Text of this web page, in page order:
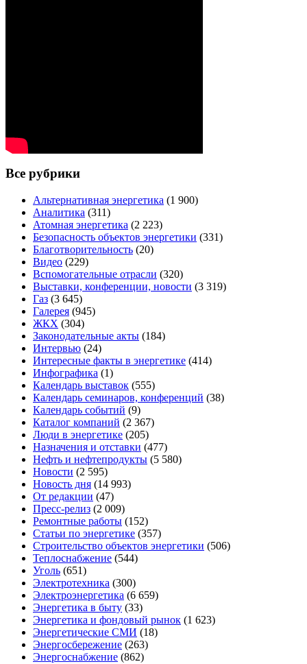
Все рубрики
Альтернативная энергетика (1 900)
Аналитика (311)
Атомная энергетика (2 223)
Безопасность объектов энергетики (331)
Благотворительность (20)
Видео (229)
Вспомогательные отрасли (320)
Выставки, конференции, новости (3 319)
Газ (3 645)
Галерея (945)
ЖКХ (304)
Законодательные акты (184)
Интервью (24)
Интересные факты в энергетике (414)
Инфографика (1)
Календарь выставок (555)
Календарь семинаров, конференций (38)
Календарь событий (9)
Каталог компаний (2 367)
Люди в энергетике (205)
Назначения и отставки (477)
Нефть и нефтепродукты (5 580)
Новости (2 595)
Новость дня (14 993)
От редакции (47)
Пресс-релиз (2 009)
Ремонтные работы (152)
Статьи по энергетике (357)
Строительство объектов энергетики (506)
Теплоснабжение (544)
Уголь (651)
Электротехника (300)
Электроэнергетика (6 659)
Энергетика в быту (33)
Энергетика и фондовый рынок (1 623)
Энергетические СМИ (18)
Энергосбережение (263)
Энергоснабжение (862)